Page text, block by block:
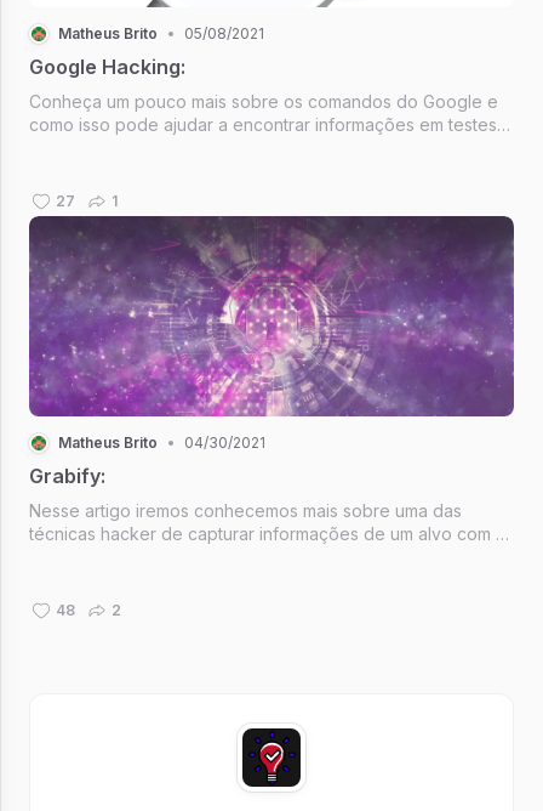
Matheus Brito • 05/08/2021
Google Hacking:
Conheça um pouco mais sobre os comandos do Google e
como isso pode ajudar a encontrar informações em testes
27 1
Matheus Brito • 04/30/2021
Grabify:
Nesse artigo iremos conhecemos mais sobre uma das
técnicas hacker de capturar informações de um alvo com o
48 2